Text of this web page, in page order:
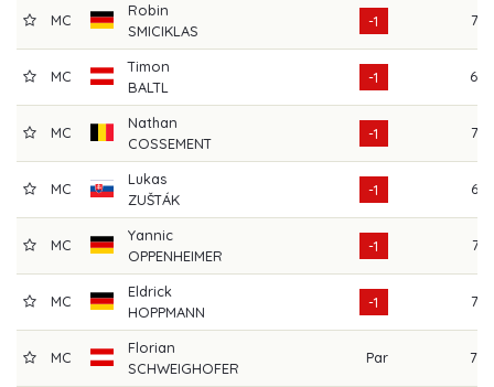
MC
Robin
SMICIKLAS
-1 72
MC
Timon
BALTL
-1 69
MC
Nathan
COSSEMENT
-1 73
MC
Lukas
ZUŠTÁK
-1 65
MC
Yannic
OPPENHEIMER
-1 71
MC
Eldrick
HOPPMANN
-1 73
MC
Florian
SCHWEIGHOFER
Par 70